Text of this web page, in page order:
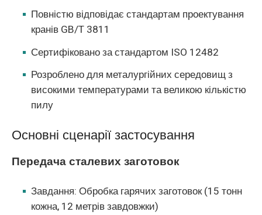
Повністю відповідає стандартам проектування
кранів GB/T 3811
Сертифіковано за стандартом ISO 12482
Розроблено для металургійних середовищ з
високими температурами та великою кількістю
пилу
Основні сценарії застосування
Передача сталевих заготовок
Завдання: Обробка гарячих заготовок (15 тонн
кожна, 12 метрів завдовжки)